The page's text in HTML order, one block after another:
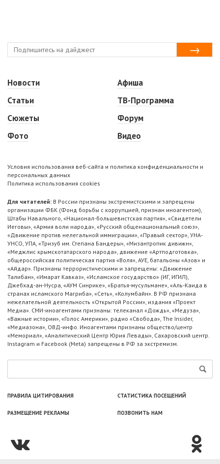
Новости
Статьи
Сюжеты
Фото
Афиша
ТВ-Программа
Форум
Видео
Условия использования веб-сайта и политика конфиденциальности и
персональных данных
Политика использования cookies
Для читателей: В России признаны экстремистскими и запрещены
организации ФБК (Фонд борьбы с коррупцией, признан иноагентом),
Штабы Навального, «Национал-большевистская партия», «Свидетели
Иеговы», «Армия воли народа», «Русский общенациональный союз»,
«Движение против нелегальной иммиграции», «Правый сектор», УНА-
УНСО, УПА, «Тризуб им. Степана Бандеры», «Мизантропик дивижн»,
«Меджлис крымскотатарского народа», движение «Артподготовка»,
общероссийская политическая партия «Воля», АУЕ, батальоны «Азов» и
«Айдар». Признаны террористическими и запрещены: «Движение
Талибан», «Имарат Кавказ», «Исламское государство» (ИГ, ИГИЛ),
Джебхад-ан-Нусра, «АУМ Синрике», «Братья-мусульмане», «Аль-Каида в
странах исламского Магриба», «Сеть», «Колумбайн». В РФ признана
нежелательной деятельность «Открытой России», издания «Проект
Медиа». СМИ-иноагентами признаны: телеканал «Дождь», «Медуза»,
«Важные истории», «Голос Америки», радио «Свобода», The Insider,
«Медиазона», ОВД-инфо. Иноагентами признаны общество/центр
«Мемориал», «Аналитический Центр Юрия Левады», Сахаровский центр.
Instagram и Facebook (Metа) запрещены в РФ за экстремизм.
ПРАВИЛА ЦИТИРОВАНИЯ СТАТИСТИКА ПОСЕЩЕНИЙ
РАЗМЕЩЕНИЕ РЕКЛАМЫ ПОЗВОНИТЬ НАМ